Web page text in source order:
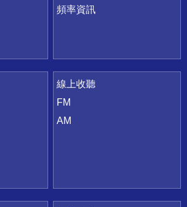
頻率資訊
線上收聽
FM
AM